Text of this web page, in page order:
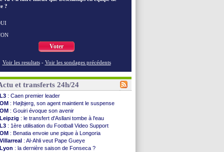
?
Voter
Voir les resultats - Voir les sondages précédents
et transferts 24h/24
L3 : Caen premier leader
OM : Højbjerg, son agent maintient le suspense
OM : Gouiri évoque son avenir
Leipzig : le transfert d'Asllani tombe à l'eau
L3 : 1ère utilisation du Football Video Support
OM : Benatia envoie une pique à Longoria
Villarreal : Al-Ahli veut Pape Gueye
Lyon : la dernière saison de Fonseca ?